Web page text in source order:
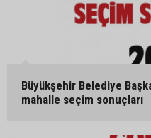
Büyükşehir Belediye
mahalle seçim sonuçları